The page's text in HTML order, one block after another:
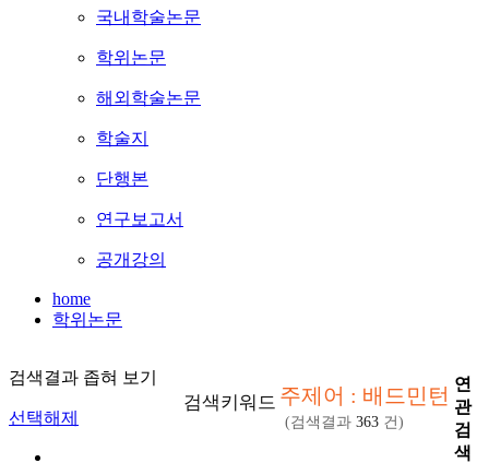
국내학술논문
학위논문
해외학술논문
학술지
단행본
연구보고서
공개강의
home
학위논문
검색결과 좁혀 보기
선택해제
검색키워드 주제어 : 배드민턴
(검색결과 363 건)
연
관
검
색